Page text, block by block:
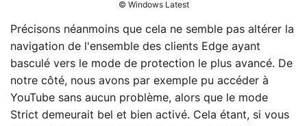
© Windows Latest
Précisons néanmoins que cela ne semble pas altérer la
navigation de l'ensemble des clients Edge ayant
basculé vers le mode de protection le plus avancé. De
notre côté, nous avons par exemple pu accéder à
YouTube sans aucun problème, alors que le mode
Strict demeurait bel et bien activé. Cela étant, si vous